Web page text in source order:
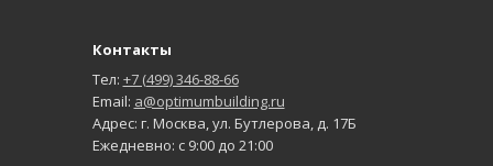
Контакты
Тел: +7 (499) 346-88-66
Email: a@optimumbuilding.ru
Адрес: г. Москва, ул. Бутлерова, д. 17Б
Ежедневно: с 9:00 до 21:00